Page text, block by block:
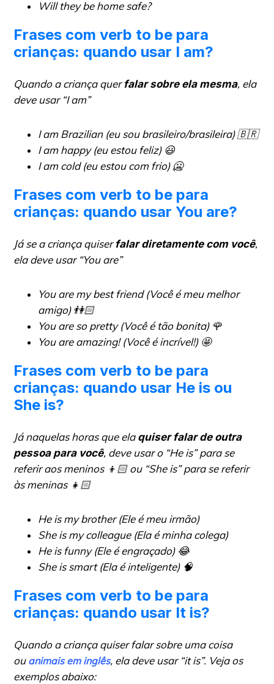
Will they be home safe?
Frases com verb to be para
crianças: quando usar I am?
Quando a criança querfalar sobre ela mesma, ela
deve usar “I am”
I am Brazilian (eu sou brasileiro/brasileira)🇧🇷
I am happy (eu estou feliz) 😃
I am cold (eu estou com frio)🥶
Frases com verb to be para
crianças: quando usar You are?
Já se a criança quiserfalar diretamente com você,
ela deve usar “You are”
You are my best friend (Você é meu melhor
amigo)👫🏻
You are so pretty (Você é tão bonita) 🌹
You are amazing! (Você é incrível!) 🤩
Frases com verb to be para
crianças: quando usar He is ou
She is?
Já naquelas horas que ela quiser falar de outra
pessoa para você, deve usar o “He is” para se
referir aos meninos 👦🏻 ou “She is” para se referir
às meninas 👧🏻
He is my brother (Ele é meu irmão)
She is my colleague (Ela é minha colega)
He is funny (Ele é engraçado) 😂
She is smart (Ela é inteligente) 🧠
Frases com verb to be para
crianças: quando usar It is?
Quando a criança quiser falar sobre uma coisa
ou animais em inglês, ela deve usar “it is”. Veja os
exemplos abaixo: